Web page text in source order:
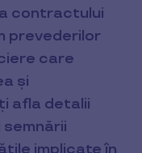
contractului
prevederilor
care
și
afla detalii
implicate în